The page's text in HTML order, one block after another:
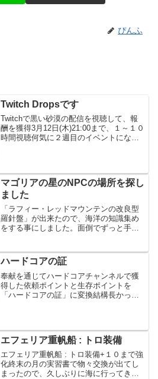
ぴんふ
Twitch Dropsです
Twitchで黒い砂漠の配信を視聴して、報
酬を獲得3月12日(木)21:00まで、１～１０
時間視聴何気に２週目のイベントになっ
視聴の...
マゴリアの星のNPCの場所を探し
ました
「ラフィー・レッドマウンテンの改良型
羅針盤」が出来たので、海洋の知識集め
をする事にしました。面倒でずっと手を
いにNPCの場所が変わっており、場所を
探すのがめちゃくちゃ大...
ハードコアの証
奉献を通じてハードコアチャンネルで獲
得した依頼ポイントと生存ポイントを
「ハードコアの証」に変換結構長かった
頑張ったと思います。交換は...
エフェリア重帆船 : トロ装備
エフェリア重帆船 : トロ装備+１０まで強
化終末の月の実習書で物々交換が出てし
まったので、久しぶりに海に行ってきま